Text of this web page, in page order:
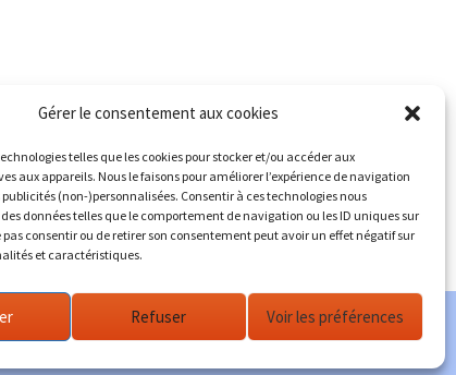
Gérer le consentement aux cookies
telles que les cookies pour stocker et/ou accéder aux
aux appareils. Nous le faisons pour améliorer l’expérience de navigation
(non-)personnalisées. Consentir à ces technologies nous
données telles que le comportement de navigation ou les ID uniques sur
pas consentir ou de retirer son consentement peut avoir un effet négatif sur
et caractéristiques.
Refuser Voir les préférences